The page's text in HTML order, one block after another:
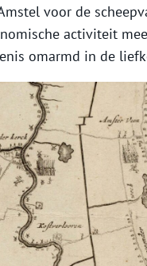
voor de
activiteit
omarmd in de